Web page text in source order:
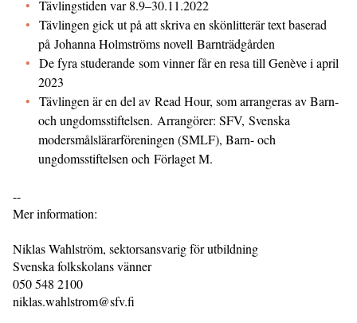
Tävlingstiden var 8.9–30.11.2022
Tävlingen gick ut på att skriva en skönlitterär text baserad
på Johanna Holmströms novell Barnträdgården
De fyra studerande som vinner får en resa till Genève i april
2023
Tävlingen är en del av Read Hour, som arrangeras av Barn-
och ungdomsstiftelsen. Arrangörer: SFV, Svenska
modersmålslärarföreningen (SMLF), Barn- och
ungdomsstiftelsen och Förlaget M.
--
Mer information:
Niklas Wahlström, sektorsansvarig för utbildning
Svenska folkskolans vänner
050 548 2100
niklas.wahlstrom@sfv.fi